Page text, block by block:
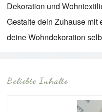
Beliebte Inhalte
Dekoration und
Gestalte dein Zuhause mit
deine Wohndekoration